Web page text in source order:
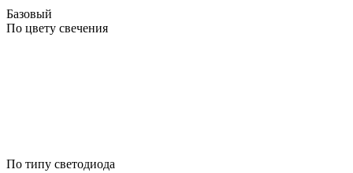
Базовый
По цвету свечения
По типу светодиода